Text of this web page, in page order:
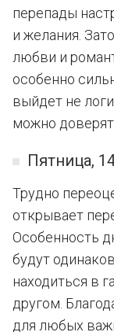
перепады
и желания.
любви и
особенно
выйдет не
можно
Пятница,
Трудно
открывает
Особенность
будут
находиться в
другом.
для любых